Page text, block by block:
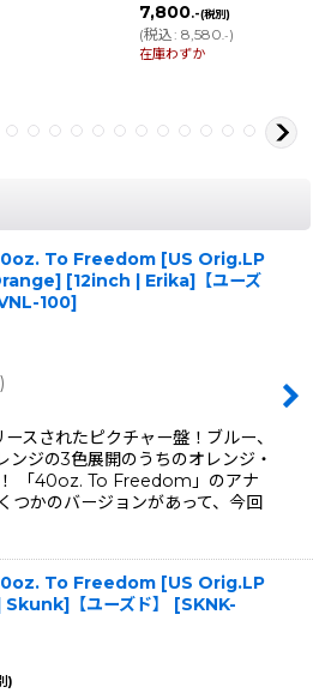
7,800.-(税別)
(税込: 8,580 .-)
在庫わずか
To Freedom [US Orig.LP
[12inch | Erika]【ユーズ
100]
)
スされたピクチャー盤！ブルー、
ンジの3色展開のうちのオレンジ・
「40oz. To Freedom」のアナ
つかのバージョンがあって、今回
To Freedom [US Orig.LP
【ユーズド】
[SKNK-
)